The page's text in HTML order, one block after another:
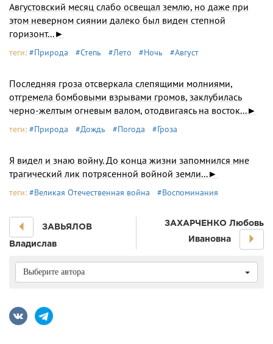
Августовский месяц слабо освещал землю, но даже при
этом неверном сиянии далеко был виден степной
горизонт...►
теги: #Природа #Степь #Лето #Ночь #Август
Последняя гроза отсверкала слепящими молниями,
отгремела бомбовыми взрывами громов, заклубилась
черно-желтым огневым валом, отодвигаясь на восток...►
теги: #Природа #Дождь #Погода #Гроза
Я видел и знаю войну. До конца жизни запомнился мне
трагический лик потрясенной войной земли...►
теги: #Великая Отечественная война #Воспоминания
ЗАВЬЯЛОВ
Владислав
ЗАХАРЧЕНКО Любовь
Ивановна
Выберите автора